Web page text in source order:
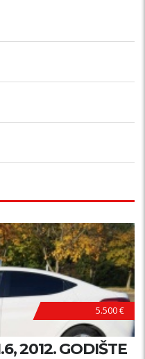
PLIN !
5.500 €
2012. GODIŠTE